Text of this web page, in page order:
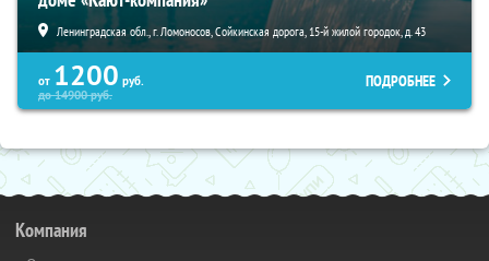
Ленинградская обл., г. Ломоносов, Сойкинская дорога, 15-й жилой городок, д. 43
от 1200 руб.
до14900руб.
ПОДРОБНЕЕ
Компания